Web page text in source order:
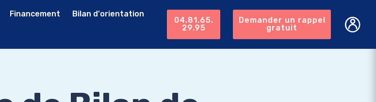
Financement Bilan d'orientation
04.81.65.
29.95
Demander un rappel
gratuit